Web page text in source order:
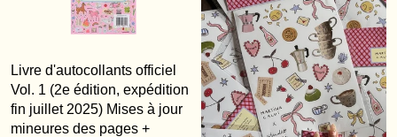
Livre d'autocollants officiel
Vol. 1 (2e édition, expédition
fin juillet 2025) Mises à jour
mineures des pages +